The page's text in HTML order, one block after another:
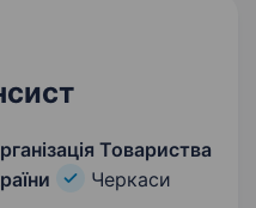
2.0» («Екстрена…
Товариства
Черкаси